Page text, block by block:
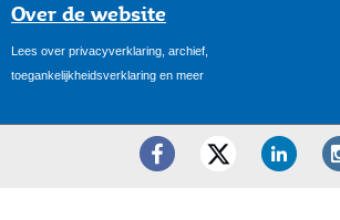
Over de website
Lees over privacyverklaring, archief,
toegankelijkheidsverklaring en meer